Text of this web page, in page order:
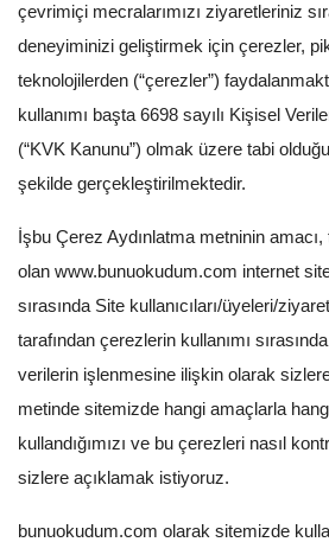
Eğitim
Ders - Sınav Kitapları
Çocuk Kitapları
Araştırma - Tarih
Bilim
Din Tasavvuf
Hobi Kitapları
Sanat - Tasarım
Çizgi Roman
çevrimiçi mecralarımızı ziyaretleriniz
deneyiminizi geliştirmek için çerezler,
teknolojilerden (“çerezler”)
kullanımı başta 6698 sayılı Kişisel
(“KVK Kanunu”) olmak üzere tabi
şekilde gerçekleştirilmektedir.
İşbu Çerez Aydınlatma metninin
olan www.bunuokudum.com internet
sırasında Site kullanıcıları/üyeleri/
tarafından çerezlerin kullanımı
verilerin işlenmesine ilişkin olarak
metinde sitemizde hangi amaçlarla
kullandığımızı ve bu çerezleri nasıl
sizlere açıklamak istiyoruz.
bunuokudum.com olarak sitemizde